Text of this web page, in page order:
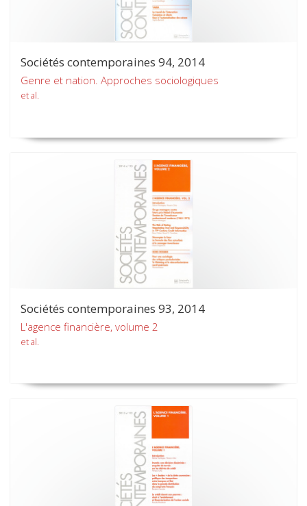
Sociétés contemporaines 94, 2014
Genre et nation. Approches sociologiques
et al.
Sociétés contemporaines 93, 2014
L'agence financière, volume 2
et al.